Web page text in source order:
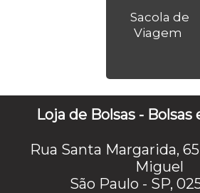
Sacola de
Viagem
Loja de Bolsas - Bolsas
Rua Santa Margarida,
Miguel
São Paulo - SP,